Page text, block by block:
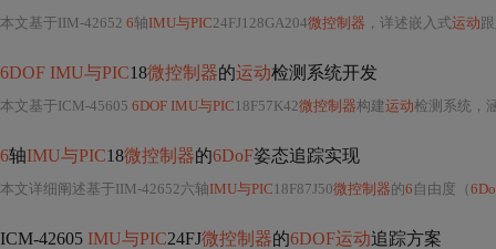
本文基于IIM-42652 6轴IMU与PIC24FJ128GA204微控制器 ，详述嵌入式运动跟
6DOF IMU与PIC18微控制器的运动检测系统开发
本文基于ICM-45605 6DOF IMU与PIC 18F57K42微控制器构建运动检测系统，
6轴IMU与PIC18微控制器的6DoF姿态追踪实现
本文详细阐述基于IIM-42652六轴IMU与PIC 18F87J50微控制器的6 自由度（
ICM-42605 IMU与PIC24FJ微控制器的6DOF运动追踪方案